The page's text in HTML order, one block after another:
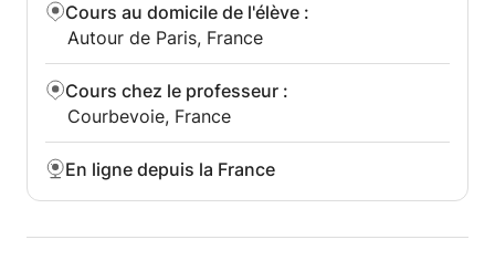
Cours au domicile de l'élève :
Autour de Paris, France
Cours chez le professeur :
Courbevoie, France
En ligne depuis la France